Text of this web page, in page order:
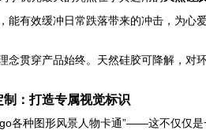
能有效缓冲日常跌落带来的冲击，为心
念贯穿产品始终。天然硅胶可降解，对
制：打造专属视觉标识
各种图形风景人物卡通”——这不仅仅